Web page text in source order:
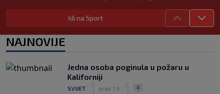
Zvanično: Samed Baždar ima novi klub,
zadužio broj sa velikom "težinom"
NOGOMET prije 6 h
se pitaju gdje je i šta radi (VIDEO)
OSTALI SPORTOVI
Idi na Sport
NAJNOVIJE
Jedna osoba poginula u požaru u
Kaliforniji
SVIJET prije 1 h 0